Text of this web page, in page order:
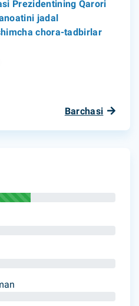
Prezidentining Qarori
jadal
chora-tadbirlar
Barchasi